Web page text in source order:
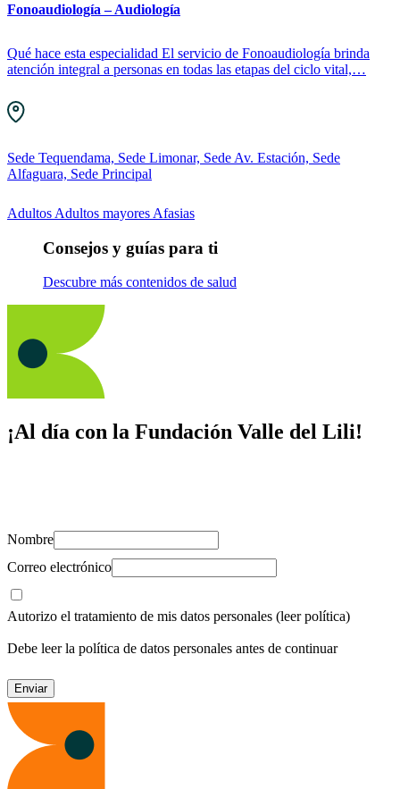
Fonoaudiología – Audiología
Qué hace esta especialidad El servicio de Fonoaudiología brinda
atención integral a personas en todas las etapas del ciclo vital,…
Sede Tequendama, Sede Limonar, Sede Av. Estación, Sede
Alfaguara, Sede Principal
Adultos Adultos mayores Afasias
Consejos y guías para ti
Descubre más contenidos de salud
¡Al día con la Fundación Valle del Lili!
Nombre
Correo electrónico
Autorizo el tratamiento de mis datos personales (leer política)
Debe leer la política de datos personales antes de continuar